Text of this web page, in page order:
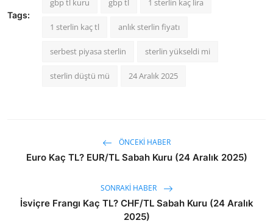
Tags:
gbp tl kuru gbp tl 1 sterlin kaç lira
1 sterlin kaç tl anlık sterlin fiyatı
serbest piyasa sterlin sterlin yükseldi mi
sterlin düştü mü 24 Aralık 2025
ÖNCEKI HABER
Euro Kaç TL? EUR/TL Sabah Kuru (24 Aralık 2025)
SONRAKI HABER
İsviçre Frangı Kaç TL? CHF/TL Sabah Kuru (24 Aralık
2025)